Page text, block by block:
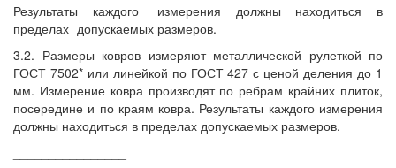
Результаты каждого
измерения должны находиться в
пределах допускаемых размеров.
3.2. Размеры ковров измеряют металлической рулеткой по
ГОСТ 7502* или линейкой по ГОСТ 427 с ценой деления до 1
мм. Измерение ковра производят по ребрам крайних плиток,
посередине и по краям ковра. Результаты каждого измерения
должны находиться в пределах допускаемых размеров.